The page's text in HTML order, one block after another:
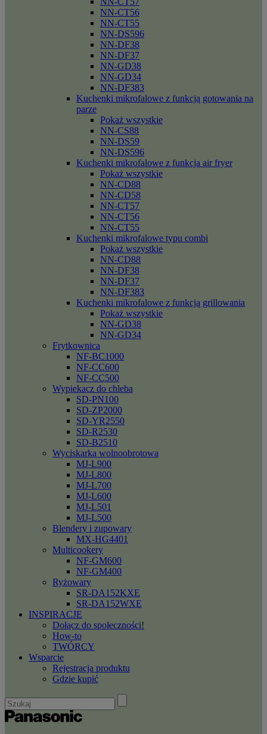
NN-CT56
NN-CT55
NN-DS596
NN-DF38
NN-DF37
NN-GD38
NN-GD34
NN-DF383
Kuchenki mikrofalowe z funkcją gotowania na
parze
Pokaż wszystkie
NN-CS88
NN-DS59
NN-DS596
Kuchenki mikrofalowe z funkcja air fryer
Pokaż wszystkie
NN-CD88
NN-CD58
NN-CT57
NN-CT56
NN-CT55
Kuchenki mikrofalowe typu combi
Pokaż wszystkie
NN-CD88
NN-DF38
NN-DF37
NN-DF383
Kuchenki mikrofalowe z funkcją grillowania
Pokaż wszystkie
NN-GD38
NN-GD34
Frytkownica
NF-BC1000
NF-CC600
NF-CC500
Wypiekacz do chleba
SD-PN100
SD-ZP2000
SD-YR2550
SD-R2530
SD-B2510
Wyciskarka wolnoobrotowa
MJ-L900
MJ-L800
MJ-L700
MJ-L600
MJ-L501
MJ-L500
Blendery i zupowary
MX-HG4401
Multicookery
NF-GM600
NF-GM400
Ryżowary
SR-DA152KXE
SR-DA152WXE
INSPIRACJE
Dołącz do społeczności!
How-to
TWÓRCY
Wsparcie
Rejestracja produktu
Gdzie kupić